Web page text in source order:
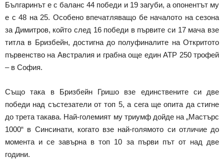
Българинът е с баланс 44 победи и 19 загуби, а опонентът му
е с 48 на 25. Особено впечатляващо бе началото на сезона
за Димитров, който след 16 победи в първите си 17 мача взе
титла в Бризбейн, достигна до полуфиналите на Откритото
първенство на Австралия и грабна още един АТР 250 трофей
– в София.
Също така в Бризбейн Гришо взе единствените си две
победи над състезатели от топ 5, а сега ще опита да стигне
до трета такава. Най-големият му триумф дойде на „Мастърс
1000“ в Синсинати, когато взе най-голямото си отличие до
момента и се завърна в топ 10 за първи път от над две
години.